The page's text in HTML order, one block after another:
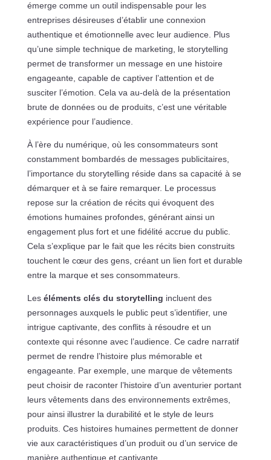
émerge comme un outil indispensable pour les
entreprises désireuses d’établir une connexion
authentique et émotionnelle avec leur audience. Plus
qu’une simple technique de marketing, le storytelling
permet de transformer un message en une histoire
engageante, capable de captiver l’attention et de
susciter l’émotion. Cela va au-delà de la présentation
brute de données ou de produits, c’est une véritable
expérience pour l’audience.
À l’ère du numérique, où les consommateurs sont
constamment bombardés de messages publicitaires,
l’importance du storytelling réside dans sa capacité à se
démarquer et à se faire remarquer. Le processus
repose sur la création de récits qui évoquent des
émotions humaines profondes, générant ainsi un
engagement plus fort et une fidélité accrue du public.
Cela s’explique par le fait que les récits bien construits
touchent le cœur des gens, créant un lien fort et durable
entre la marque et ses consommateurs.
Les éléments clés du storytelling incluent des
personnages auxquels le public peut s’identifier, une
intrigue captivante, des conflits à résoudre et un
contexte qui résonne avec l’audience. Ce cadre narratif
permet de rendre l’histoire plus mémorable et
engageante. Par exemple, une marque de vêtements
peut choisir de raconter l’histoire d’un aventurier portant
leurs vêtements dans des environnements extrêmes,
pour ainsi illustrer la durabilité et le style de leurs
produits. Ces histoires humaines permettent de donner
vie aux caractéristiques d’un produit ou d’un service de
manière authentique et captivante.